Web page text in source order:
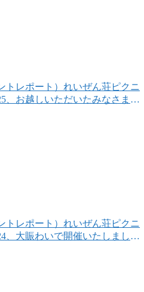
トレポート）れいぜん荘ピクニ
、お越しいただいたみなさまあ
トレポート）れいぜん荘ピクニ
、大賑わいで開催いたしまし